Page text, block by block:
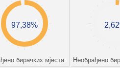
97,38%
бирачких мјеста Необрађено